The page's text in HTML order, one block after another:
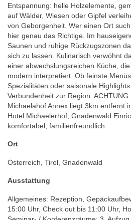
Entspannung: helle Holzelemente,
auf Wälder, Wiesen oder Gipfel
von Geborgenheit. Wer einen Ort
hier genau das Richtige. Im
Saunen und ruhige Rückzugszonen
sich zu lassen. Kulinarisch verwöhnt
einer abwechslungsreichen Küche,
modern interpretiert. Ob feinste
Spezialitäten oder saisonale
Verbundenheit zur Region.
Michaelahof Annex liegt 3km entfernt
Hotel Michaelerhof, Gnadenwald
komfortabel, familienfreundlich
Ort
Österreich, Tirol, Gnadenwald
Ausstattung
Allgemeines: Rezeption,
15:00 Uhr, Check out bis 11:00 Uhr,